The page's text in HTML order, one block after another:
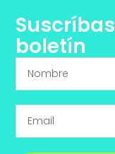
boletín